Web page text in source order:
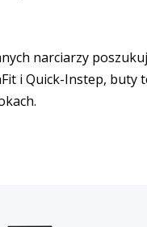
narciarzy
i Quick-Instep, buty